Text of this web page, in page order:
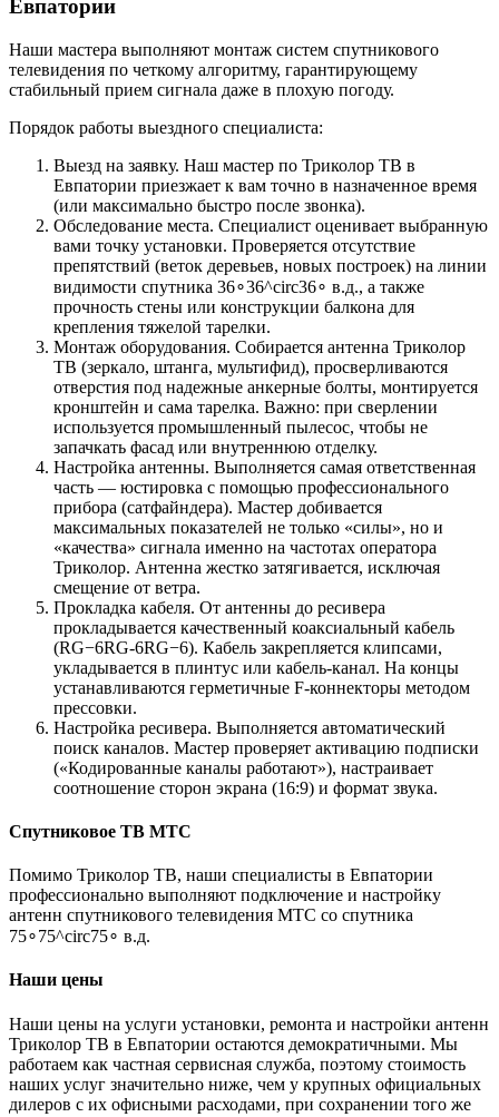
Евпатории
Наши мастера выполняют монтаж систем спутникового
телевидения по четкому алгоритму, гарантирующему
стабильный прием сигнала даже в плохую погоду.
Порядок работы выездного специалиста:
Выезд на заявку. Наш мастер по Триколор ТВ в
Евпатории приезжает к вам точно в назначенное время
(или максимально быстро после звонка).
Обследование места. Специалист оценивает выбранную
вами точку установки. Проверяется отсутствие
препятствий (веток деревьев, новых построек) на линии
видимости спутника 36∘36^circ36∘ в.д., а также
прочность стены или конструкции балкона для
крепления тяжелой тарелки.
Монтаж оборудования. Собирается антенна Триколор
ТВ (зеркало, штанга, мультифид), просверливаются
отверстия под надежные анкерные болты, монтируется
кронштейн и сама тарелка. Важно: при сверлении
используется промышленный пылесос, чтобы не
запачкать фасад или внутреннюю отделку.
Настройка антенны. Выполняется самая ответственная
часть — юстировка с помощью профессионального
прибора (сатфайндера). Мастер добивается
максимальных показателей не только «силы», но и
«качества» сигнала именно на частотах оператора
Триколор. Антенна жестко затягивается, исключая
смещение от ветра.
Прокладка кабеля. От антенны до ресивера
прокладывается качественный коаксиальный кабель
(RG−6RG-6RG−6). Кабель закрепляется клипсами,
укладывается в плинтус или кабель-канал. На концы
устанавливаются герметичные F-коннекторы методом
прессовки.
Настройка ресивера. Выполняется автоматический
поиск каналов. Мастер проверяет активацию подписки
(«Кодированные каналы работают»), настраивает
соотношение сторон экрана (16:9) и формат звука.
Спутниковое ТВ МТС
Помимо Триколор ТВ, наши специалисты в Евпатории
профессионально выполняют подключение и настройку
антенн спутникового телевидения МТС со спутника
75∘75^circ75∘ в.д.
Наши цены
Наши цены на услуги установки, ремонта и настройки антенн
Триколор ТВ в Евпатории остаются демократичными. Мы
работаем как частная сервисная служба, поэтому стоимость
наших услуг значительно ниже, чем у крупных официальных
дилеров с их офисными расходами, при сохранении того же